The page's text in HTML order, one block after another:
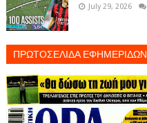
July 29, 2026
ΠΡΩΤΟΣΕΛΙΔΑ ΕΦΗΜΕΡΙΔΩΝ